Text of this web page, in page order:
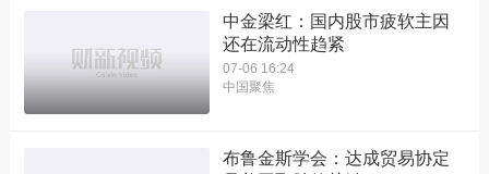
中金梁红：国内股市疲软主因
还在流动性趋紧
07-06 16:24
中国聚焦
布鲁金斯学会：达成贸易协定